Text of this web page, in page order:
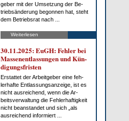
ge­ber mit der Um­set­zung der Be­
trieb­s­än­de­rung be­gon­nen hat, steht
dem Be­triebs­rat nach ...
Weiterlesen
30.11.2025: EuGH: Feh­ler bei
Mas­sen­ent­las­sun­gen und Kün­
di­gungs­fris­ten
Er­stat­tet der Ar­beit­ge­ber ei­ne feh­
ler­haf­te Ent­las­sungs­an­zei­ge, ist es
nicht aus­rei­chend, wenn die Ar­
beits­ver­wal­tung die Feh­ler­haf­tig­keit
nicht be­an­stan­det und sich „als
aus­rei­chend in­for­miert ...